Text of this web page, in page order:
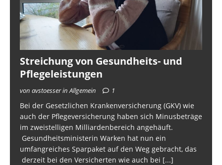
Streichung von Gesundheits- und
Pflegeleistungen
von avstoesser in Allgemein 1
Bei der Gesetzlichen Krankenversicherung (GKV) wie
auch der Pflegeversicherung haben sich Minusbeträge
im zweistelligen Milliardenbereich angehäuft.
Gesundheitsministerin Warken hat nun ein
umfangreiches Sparpaket auf den Weg gebracht, das
derzeit bei den Versicherten wie auch bei [...]